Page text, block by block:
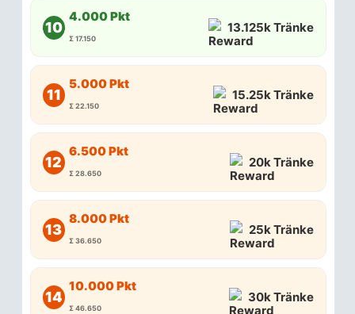
10
4.000 Pkt
Σ 17.150
13.125k Tränke
11
5.000 Pkt
Σ 22.150
15.25k Tränke
12
6.500 Pkt
Σ 28.650
20k Tränke
13
8.000 Pkt
Σ 36.650
25k Tränke
14
10.000 Pkt
Σ 46.650
30k Tränke